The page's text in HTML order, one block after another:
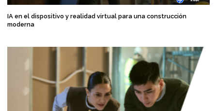
IA en el dispositivo y realidad virtual para una construcción
moderna